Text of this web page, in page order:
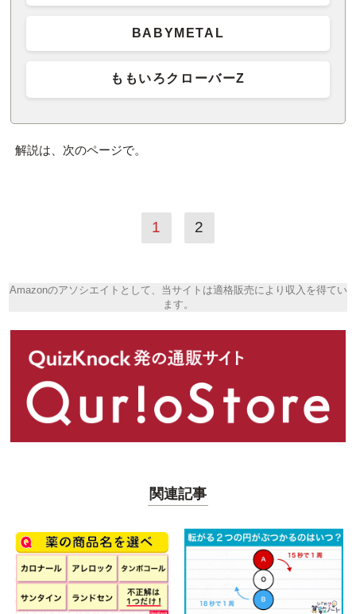
BABYMETAL
ももいろクローバーZ
解説は、次のページで。
1 2
Amazonのアソシエイトとして、当サイトは適格販売により収入を得てい
ます。
関連記事